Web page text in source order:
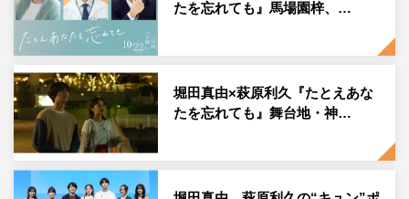
たを忘れても』馬場園梓、…
堀田真由×萩原利久『たとえあな
たを忘れても』舞台地・神…